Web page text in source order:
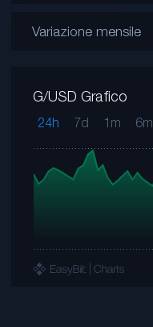
Variazione mensile
G/USD Grafico
24h 7d 1m 6m